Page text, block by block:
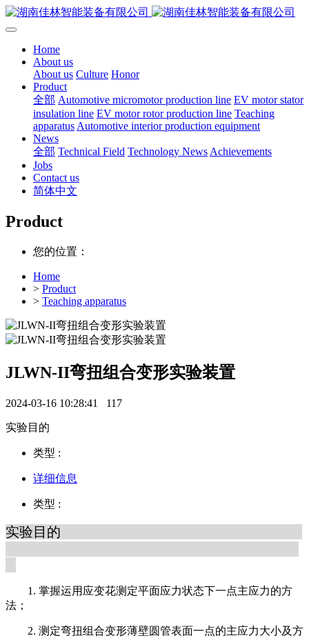
Home
About us
About us Culture Honor
Product
全部 Automotive micromotor production line EV motor stator
insulation line EV motor rotor production line Teaching
apparatus Automotive interior production equipment
News
全部 Technical Field Technology News Achievements
Jobs
Contact us
简体中文
Product
您的位置：
Home
> Product
> Teaching apparatus
JLWN-II弯扭组合变形实验装置
2024-03-16 10:28:41 117
实验目的
类型 :
详细信息
类型 :
实验目的
1. 掌握运用应变花测定平面应力状态下一点主应力的方
法；
2. 测定弯扭组合变形薄壁圆管表面一点的主应力大小及方